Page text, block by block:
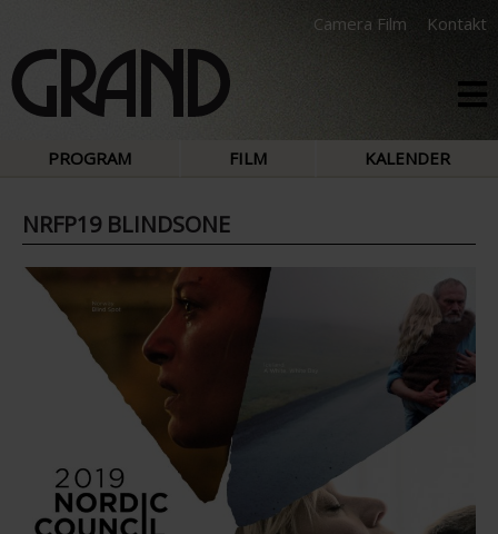
Camera Film Kontakt
PROGRAM FILM KALENDER
NRFP19 BLINDSONE